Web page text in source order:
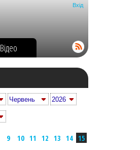
Вхід
Відео
9 10 11 12 13 14 15